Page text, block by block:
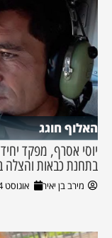
האלוף חוגג
יוסי אסרף, מפקד
בתחנת כבאות והצלה
מירב בן יאיר אוגוסט 4, 2026